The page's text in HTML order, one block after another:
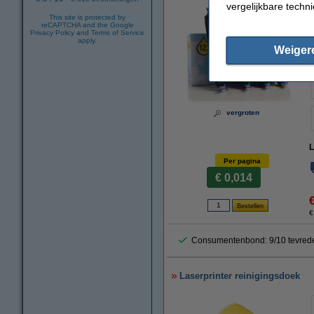
This site is protected by
reCAPTCHA and the Google
Privacy Policy and Terms of Service
apply.
vergroten
Per pagina
€ 0,014
Consumentenbond: 9/10
Laserprinter reinigingsdoek
vergelijkbare